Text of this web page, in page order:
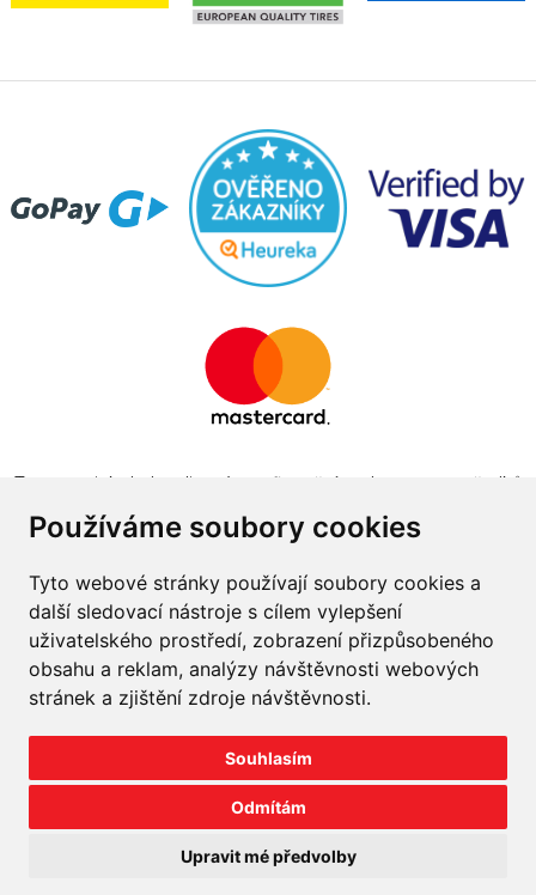
Používáme soubory cookies
Tyto webové stránky používají soubory cookies a
další sledovací nástroje s cílem vylepšení
uživatelského prostředí, zobrazení přizpůsobeného
obsahu a reklam, analýzy návštěvnosti webových
stránek a zjištění zdroje návštěvnosti.
Souhlasím
Odmítám
Upravit mé předvolby
Tento projekt byl realizován za finanční podpory z prostředků
obchodu v programu The Country for the Future
2026prodej-pneu.cz
Napište nám
Velkoobchod